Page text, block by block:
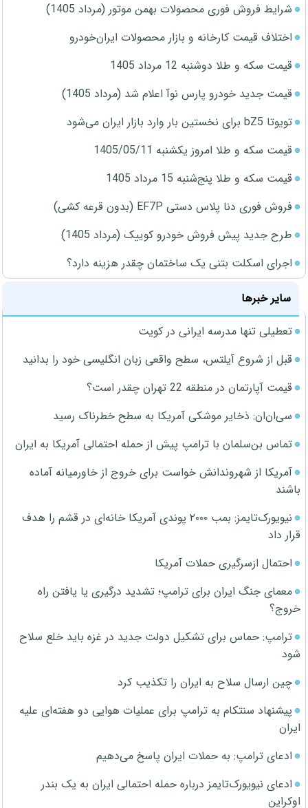
شرایط فروش فوری محصولات بهمن موتور (مرداد 1405)
اختلاف قیمت کارخانه و بازار محصولات ایران‌خودرو
قیمت سکه و طلا دوشنبه 12 مرداد 1405
قیمت جدید خودرو پارس نوآ اعلام شد (مرداد 1405)
تویوتا bZ5 برای نخستین بار وارد بازار ایران می‌شود
قیمت سکه و طلا امروز یکشنبه 1405/05/11
قیمت سکه و طلا پنج‌شنبه 15 مرداد 1405
فروش فوری دنا پلاس دستی EF7P (بدون قرعه کشی)
طرح جدید پیش فروش خودرو کوییک (مرداد 1405)
اجرای اسکلت بتنی یک ساختمان چقدر هزینه دارد؟
سایر خبرها
تعطیلی تنها مدرسه ایرانی در کویت
قبل از شروع آیلتس، سطح واقعی زبان انگلیسی خود را بدانید
قیمت آپارتمان در منطقه 22 تهران چقدر است؟
سی‌ان‌ان: ذخایر موشکی آمریکا به سطح خطرناک رسید
تماس بن‌سلمان با ترامپ پیش از حمله احتمالی آمریکا به ایران
آمریکا از شهروندانش خواست برای خروج از خاورمیانه آماده
باشند
نیویورک‌تایمز: بمب ۲۰۰۰ پوندی آمریکا خانه‌ای در قشم را هدف
قرار داد
احتمال ازسرگیری حملات آمریکا
معمای جنگ ایران برای ترامپ؛ تشدید درگیری یا یافتن راه
خروج؟
ترامپ: حماس برای تشکیل دولت جدید در غزه باید خلع سلاح
شود
چین ارسال سلاح به ایران را تکذیب کرد
پیشنهاد سنتکام به ترامپ برای عملیات هوایی دو هفته‌ای علیه
ایران
ادعای ترامپ: به حملات ایران پاسخ می‌دهیم
ادعای نیویورک‌تایمز درباره حمله احتمالی ایران به یک بندر
اوکراین